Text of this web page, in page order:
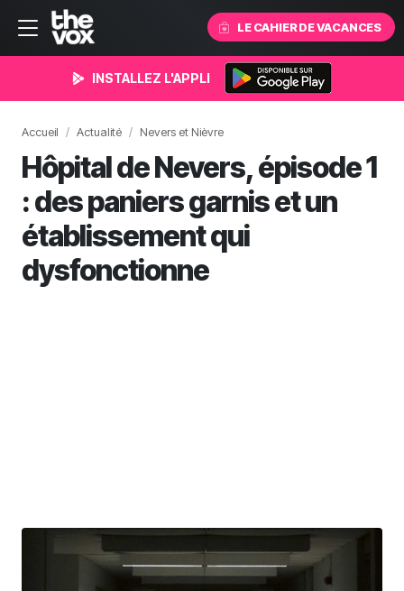
LE CAHIER DE VACANCES
INSTALLEZ L'APPLI
Accueil Actualité Nevers et Nièvre
Hôpital de Nevers, épisode 1
: des paniers garnis et un
établissement qui
dysfonctionne